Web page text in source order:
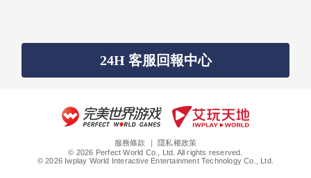
24H 客服回報中心
服務條款 ｜隱私權政策
© 2026 Perfect World Co., Ltd. All rights reserved.
© 2026 Iwplay World Interactive Entertainment Technology Co., Ltd.